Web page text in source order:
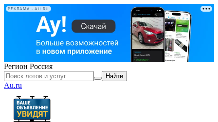
РЕКЛАМА • AU.RU
Регион Россия
Найти
Au.ru